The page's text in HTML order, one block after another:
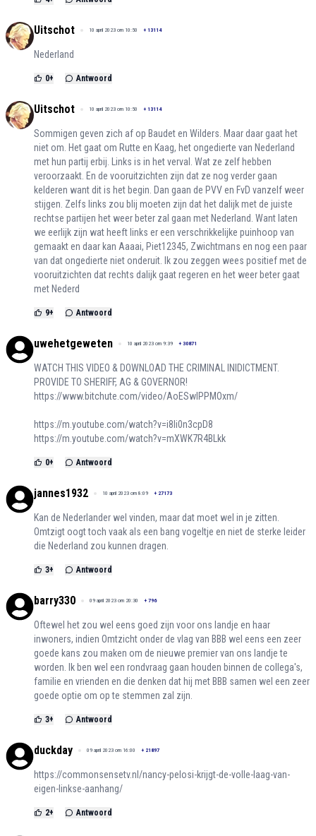
Uitschot 10 april 2023 om 10:50 + 13114
Nederland
0+ Antwoord
Uitschot 10 april 2023 om 10:50 + 13114
Sommigen geven zich af op Baudet en Wilders. Maar daar gaat het
niet om. Het gaat om Rutte en Kaag, het ongedierte van Nederland
met hun partij erbij. Links is in het verval. Wat ze zelf hebben
veroorzaakt. En de vooruitzichten zijn dat ze nog verder gaan
kelderen want dit is het begin. Dan gaan de PVV en FvD vanzelf weer
stijgen. Zelfs links zou blij moeten zijn dat het dalijk met de juiste
rechtse partijen het weer beter zal gaan met Nederland. Want laten
we eerlijk zijn wat heeft links er een verschrikkelijke puinhoop van
gemaakt en daar kan Aaaai, Piet12345, Zwichtmans en nog een paar
van dat ongedierte niet onderuit. Ik zou zeggen wees positief met de
vooruitzichten dat rechts dalijk gaat regeren en het weer beter gaat
met Nederd
9+ Antwoord
uwehetgeweten 10 april 2023 om 9:39 + 30871
WATCH THIS VIDEO & DOWNLOAD THE CRIMINAL INIDICTMENT.
PROVIDE TO SHERIFF, AG & GOVERNOR!
https://www.bitchute.com/video/AoESwlPPMOxm/
https://m.youtube.com/watch?v=i8Ii0n3cpD8
https://m.youtube.com/watch?v=mXWK7R4BLkk
0+ Antwoord
jannes1932 10 april 2023 om 8:09 + 27173
Kan de Nederlander wel vinden, maar dat moet wel in je zitten.
Omtzigt oogt toch vaak als een bang vogeltje en niet de sterke leider
die Nederland zou kunnen dragen.
3+ Antwoord
barry330 09 april 2023 om 20:30 + 796
Oftewel het zou wel eens goed zijn voor ons landje en haar
inwoners, indien Omtzicht onder de vlag van BBB wel eens een zeer
goede kans zou maken om de nieuwe premier van ons landje te
worden. Ik ben wel een rondvraag gaan houden binnen de collega's,
familie en vrienden en die denken dat hij met BBB samen wel een zeer
goede optie om op te stemmen zal zijn.
3+ Antwoord
duckday 09 april 2023 om 16:00 + 21897
https://commonsensetv.nl/nancy-pelosi-krijgt-de-volle-laag-van-
eigen-linkse-aanhang/
2+ Antwoord